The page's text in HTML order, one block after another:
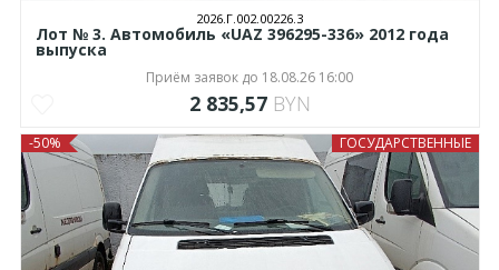
2026.Г.002.00226.3
Лот № 3. Автомобиль «UAZ 396295-336» 2012 года
выпуска
Приём заявок до 18.08.26 16:00
2 835,57 BYN
ГОСУДАРСТВЕННЫЕ
-50%